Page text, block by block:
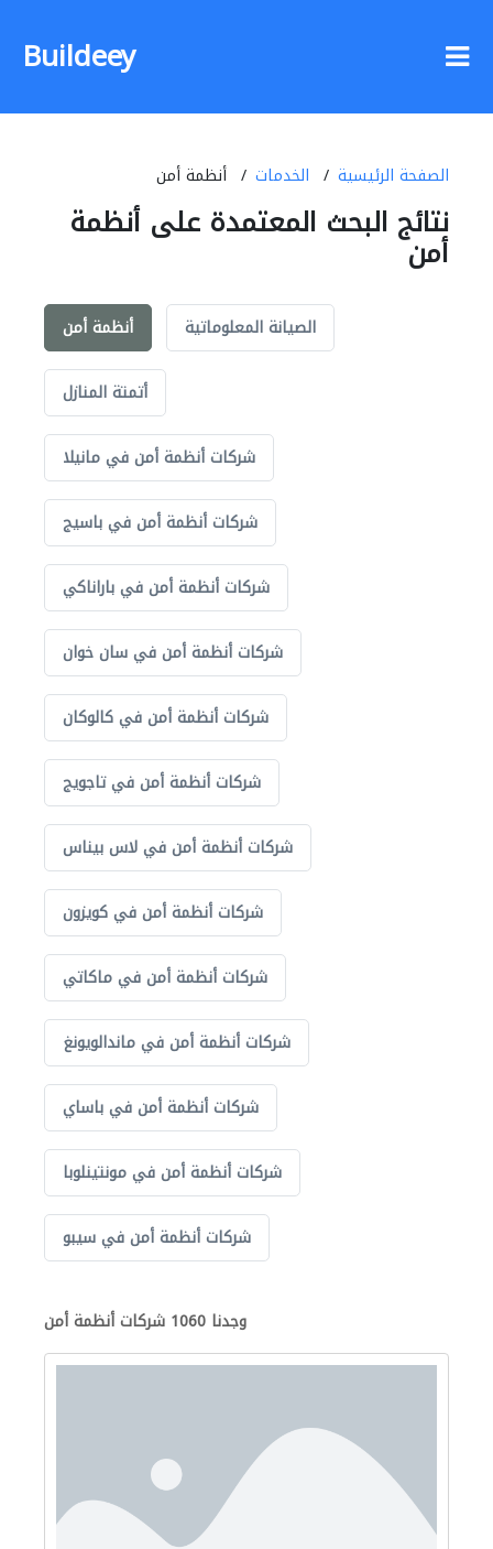
Buildeey
الصفحة الرئيسية الخدمات أنظمة أمن
نتائج البحث المعتمدة على أنظمة
أمن
أنظمة أمن الصيانة المعلوماتية
أتمتة المنازل
شركات أنظمة أمن في مانيلا
شركات أنظمة أمن في باسيج
شركات أنظمة أمن في باراناكي
شركات أنظمة أمن في سان خوان
شركات أنظمة أمن في كالوكان
شركات أنظمة أمن في تاجويج
شركات أنظمة أمن في لاس بيناس
شركات أنظمة أمن في كويزون
شركات أنظمة أمن في ماكاتي
شركات أنظمة أمن في ماندالويونغ
شركات أنظمة أمن في باساي
شركات أنظمة أمن في مونتينلوبا
شركات أنظمة أمن في سيبو
وجدنا 1060 شركات أنظمة أمن